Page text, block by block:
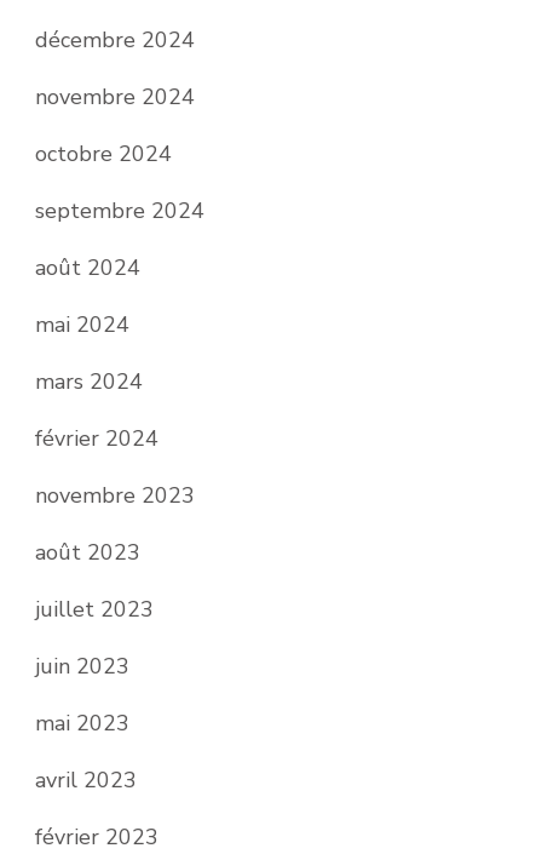
décembre 2024
novembre 2024
octobre 2024
septembre 2024
août 2024
mai 2024
mars 2024
février 2024
novembre 2023
août 2023
juillet 2023
juin 2023
mai 2023
avril 2023
février 2023